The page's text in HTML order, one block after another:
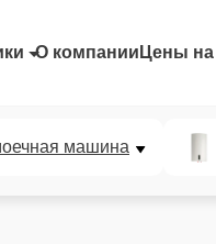
О компании Цены
машина